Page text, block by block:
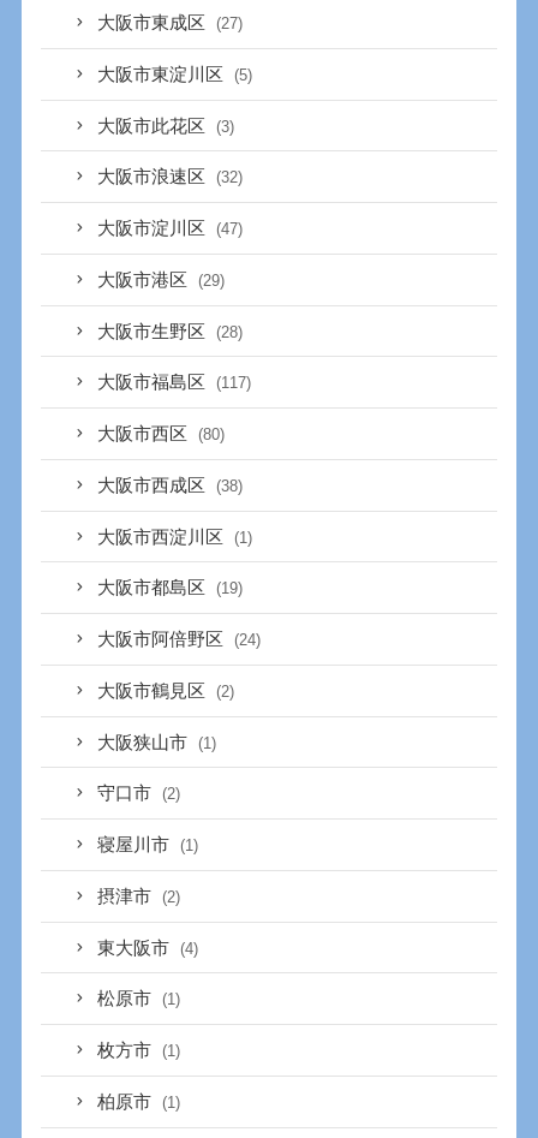
大阪市東成区 (27)
大阪市東淀川区 (5)
大阪市此花区 (3)
大阪市浪速区 (32)
大阪市淀川区 (47)
大阪市港区 (29)
大阪市生野区 (28)
大阪市福島区 (117)
大阪市西区 (80)
大阪市西成区 (38)
大阪市西淀川区 (1)
大阪市都島区 (19)
大阪市阿倍野区 (24)
大阪市鶴見区 (2)
大阪狭山市 (1)
守口市 (2)
寝屋川市 (1)
摂津市 (2)
東大阪市 (4)
松原市 (1)
枚方市 (1)
柏原市 (1)